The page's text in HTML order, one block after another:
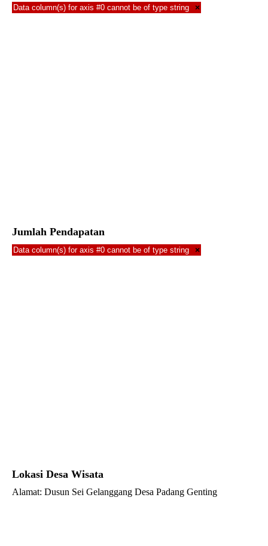
Data column(s) for axis #0 cannot be of type string ×
Jumlah Pendapatan
Data column(s) for axis #0 cannot be of type string ×
Lokasi Desa Wisata
Alamat: Dusun Sei Gelanggang Desa Padang Genting